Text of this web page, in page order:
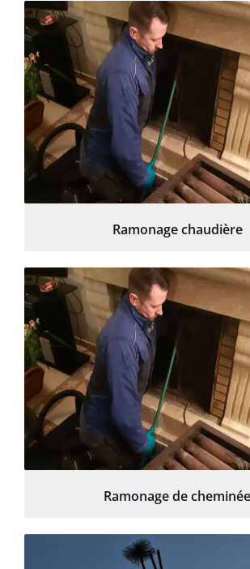
Ramonage chaudière
Ramonage de cheminée